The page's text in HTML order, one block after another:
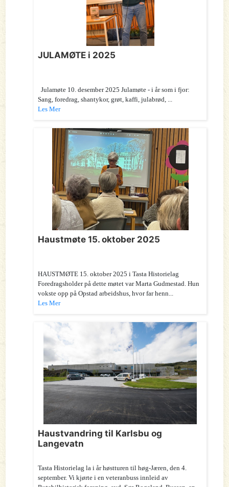
JULAMØTE i 2025
Julamøte 10. desember 2025 Julamøte - i år som i fjor:
Sang, foredrag, shantykor, grøt, kaffi, julabrød, ...
Les Mer
Haustmøte 15. oktober 2025
HAUSTMØTE 15. oktober 2025 i Tasta Historielag
Foredragsholder på dette møtet var Marta Gudmestad. Hun
vokste opp på Opstad arbeidshus, hvor far henn...
Les Mer
Haustvandring til Karlsbu og
Langevatn
Tasta Historielag la i år høstturen til høg-Jæren, den 4.
september. Vi kjørte i en veteranbuss innleid av